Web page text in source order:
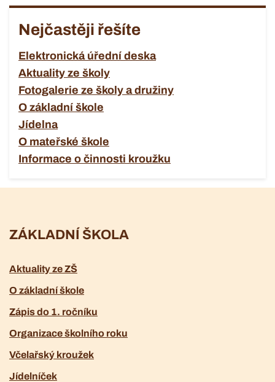
Nejčastěji řešíte
Elektronická úřední deska
Aktuality ze školy
Fotogalerie ze školy a družiny
O základní škole
Jídelna
O mateřské škole
Informace o činnosti kroužku
ZÁKLADNÍ ŠKOLA
Aktuality ze ZŠ
O základní škole
Zápis do 1. ročníku
Organizace školního roku
Včelařský kroužek
Jídelníček